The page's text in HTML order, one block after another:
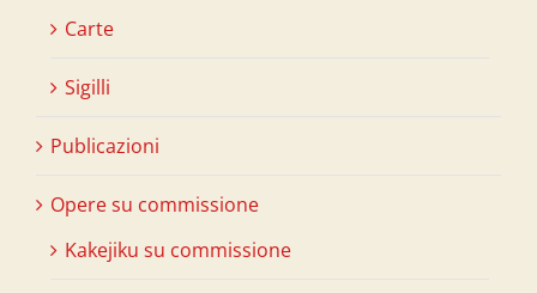
Carte
Sigilli
Publicazioni
Opere su commissione
Kakejiku su commissione